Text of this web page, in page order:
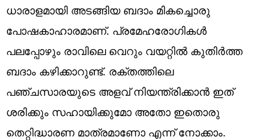
Technology
Religion
Web Story
Short Videos
ധാരാളമായി അടങ്ങിയ ബദാം മികച്ചൊരു
പോഷകാഹാരമാണ്. പ്രമേഹരോഗികൾ
പലപ്പോഴും രാവിലെ വെറും വയറ്റിൽ കുതിർത്ത
ബദാം കഴിക്കാറുണ്ട്. രക്തത്തിലെ
പഞ്ചസാരയുടെ അളവ് നിയന്ത്രിക്കാൻ ഇത്
ശരിക്കും സഹായിക്കുമോ അതോ ഇതൊരു
തെറ്റിദ്ധാരണ മാത്രമാണോ എന്ന് നോക്കാം.